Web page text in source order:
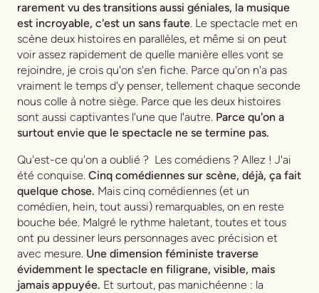
rarement vu des transitions aussi géniales, la musique
est incroyable, c'est un sans faute. Le spectacle met en
scène deux histoires en parallèles, et même si on peut
voir assez rapidement de quelle manière elles vont se
rejoindre, je crois qu'on s'en fiche. Parce qu'on n'a pas
vraiment le temps d'y penser, tellement chaque seconde
nous colle à notre siège. Parce que les deux histoires
sont aussi captivantes l'une que l'autre. Parce qu'on a
surtout envie que le spectacle ne se termine pas.
Qu'est-ce qu'on a oublié ? Les comédiens ? Allez ! J'ai
été conquise. Cinq comédiennes sur scène, déjà, ça fait
quelque chose. Mais cinq comédiennes (et un
comédien, hein, tout aussi) remarquables, on en reste
bouche bée. Malgré le rythme haletant, toutes et tous
ont pu dessiner leurs personnages avec précision et
avec mesure. Une dimension féministe traverse
évidemment le spectacle en filigrane, visible, mais
jamais appuyée. Et surtout, pas manichéenne : la